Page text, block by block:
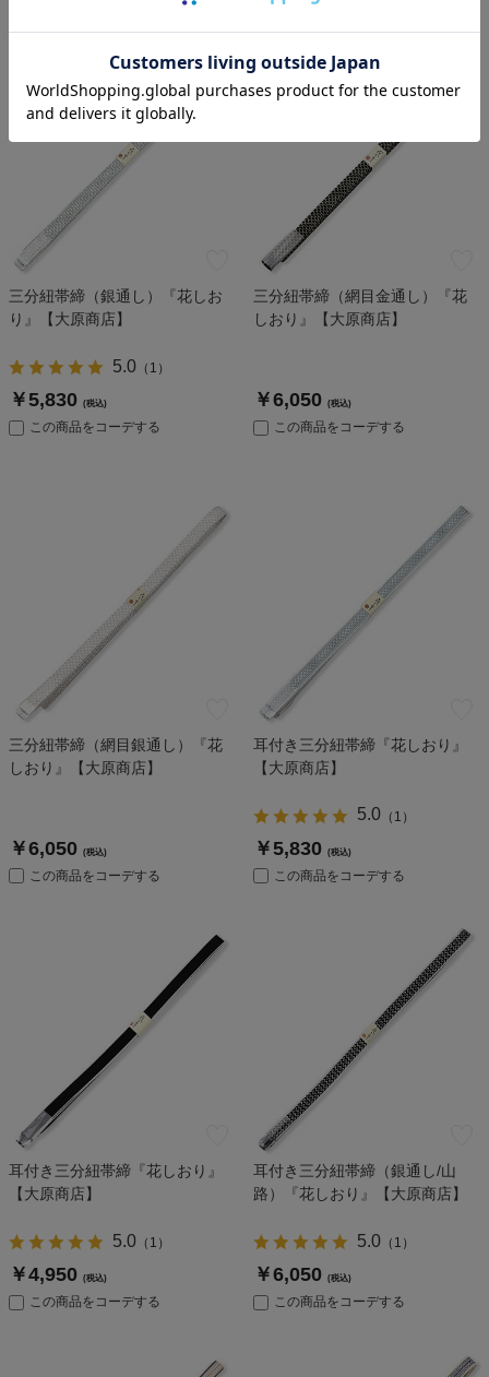
三分紐帯締（銀通し）『花しお
り』【大原商店】
5.0（ 1 ）
￥5,830 (税込)
この商品をコーデする
三分紐帯締（網目金通し）『花
しおり』【大原商店】
￥6,050 (税込)
この商品をコーデする
三分紐帯締（網目銀通し）『花
しおり』【大原商店】
￥6,050 (税込)
この商品をコーデする
耳付き三分紐帯締『花しおり』
【大原商店】
5.0（ 1 ）
￥5,830 (税込)
この商品をコーデする
耳付き三分紐帯締『花しおり』
【大原商店】
5.0（ 1 ）
￥4,950 (税込)
この商品をコーデする
耳付き三分紐帯締（銀通し/山
路）『花しおり』【大原商店】
5.0（ 1 ）
￥6,050 (税込)
この商品をコーデする